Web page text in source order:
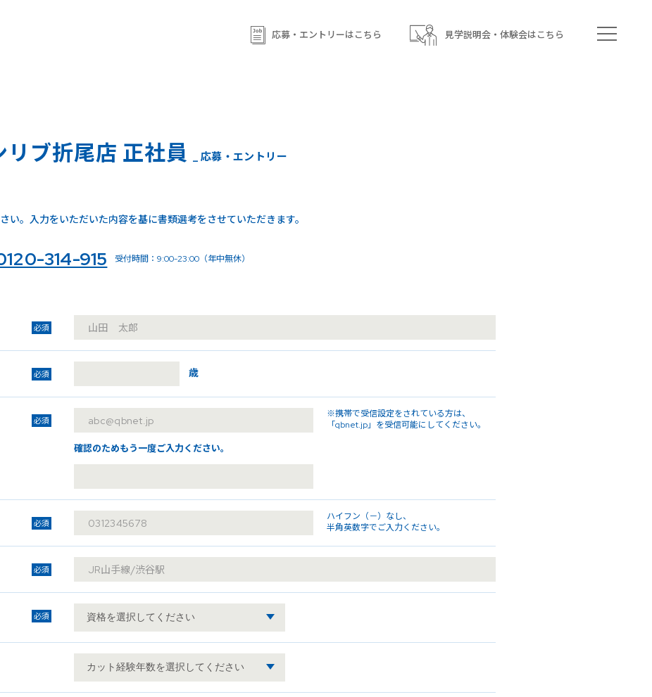
応募・エントリーはこちら 見学説明会・体験会はこちら
ブ折尾店 正社員 _ 応募・エントリー
い。入力をいただいた内容を基に書類選考をさせていただきます。
314-915 受付時間：9:00-23:00（年中無休）
必須
必須 歳
必須
確認のためもう一度ご入力ください。
※携帯で受信設定をされている方は、
「qbnet.jp」を受信可能にしてください。
必須
ハイフン（－）なし、
半角英数字でご入力ください。
必須
必須